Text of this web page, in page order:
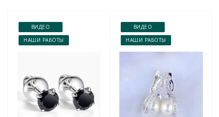
ВИДЕО
НАШИ РАБОТЫ
ВИДЕО
НАШИ РАБОТЫ